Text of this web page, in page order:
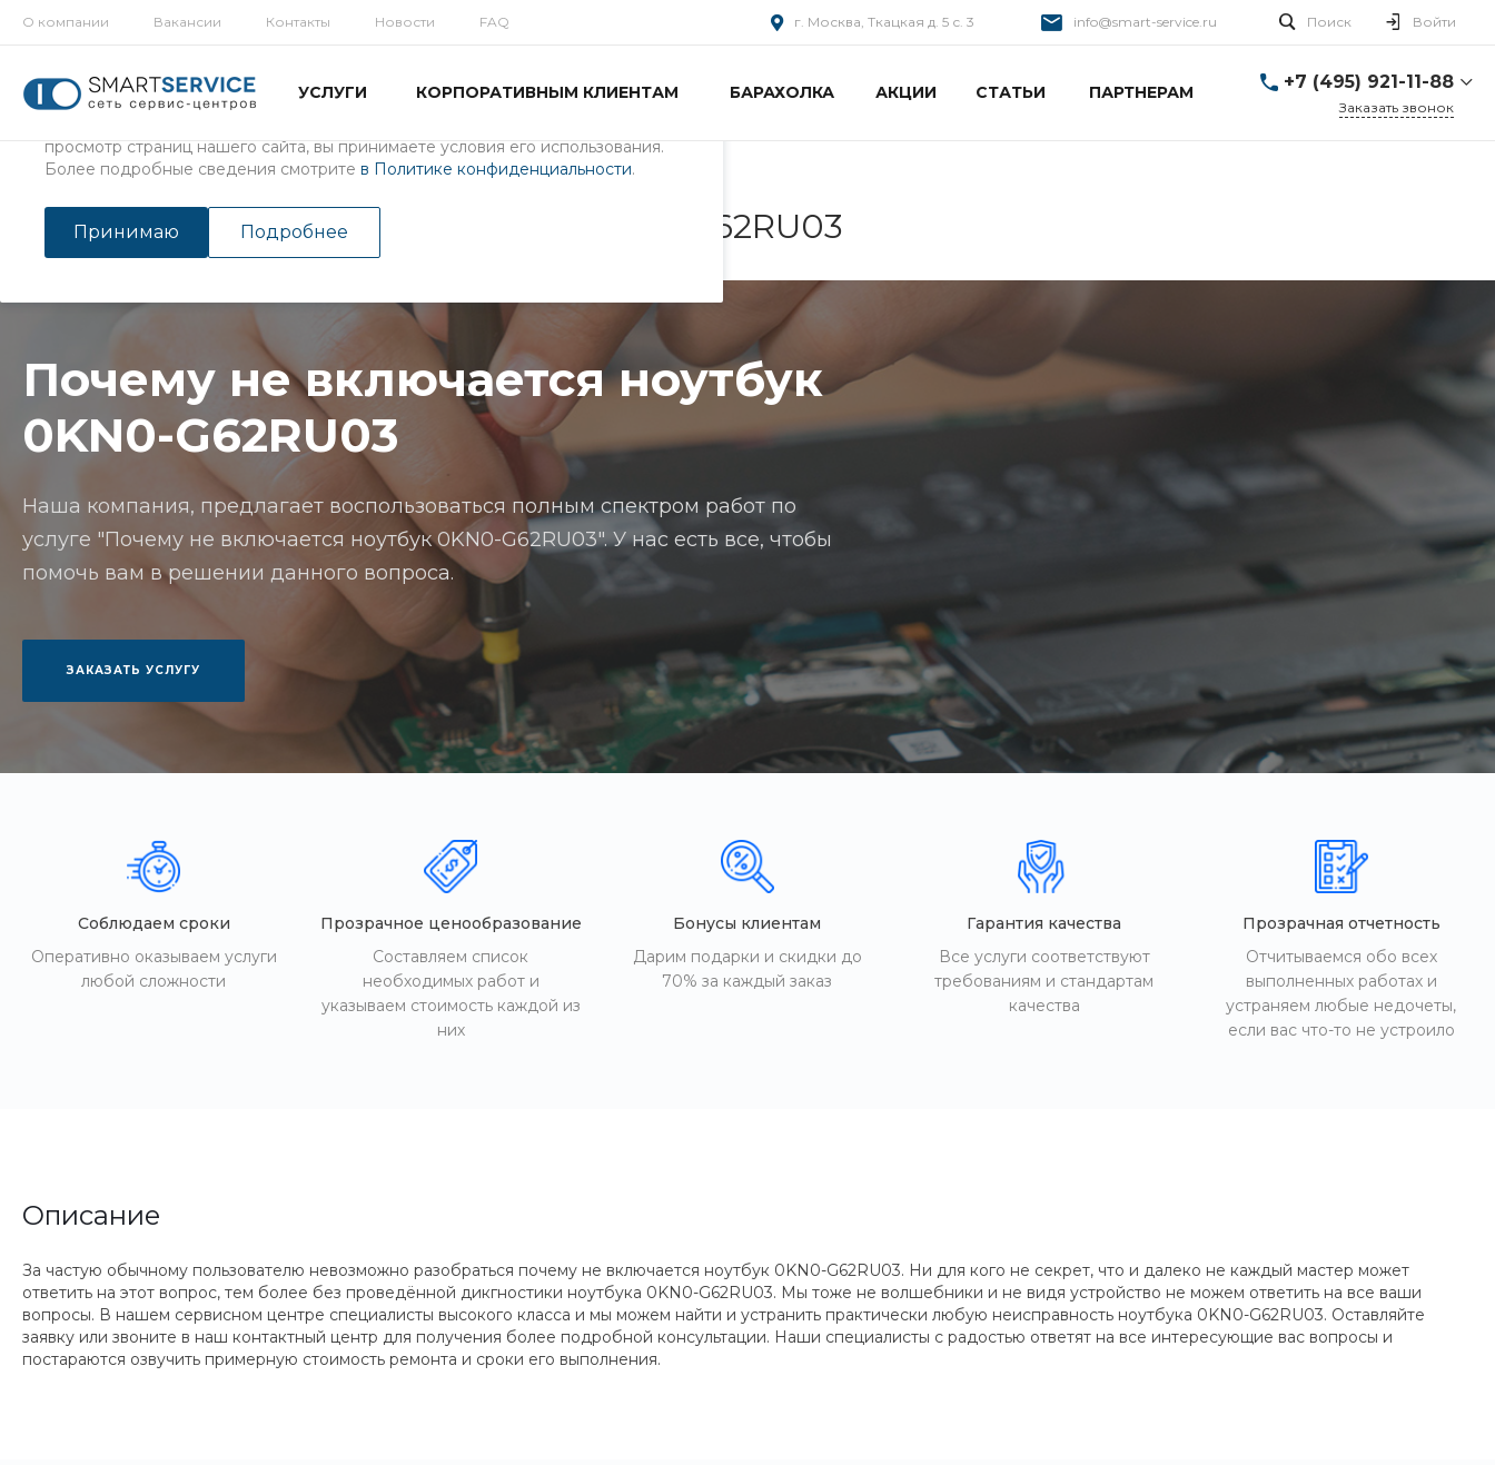
Мы используем файлы cookie, разработанные нашими специалистами и
просмотр страниц нашего сайта, вы принимаете условия его использования.
Более подробные сведения смотрите в Политике конфиденциальности.
Принимаю Подробнее
О компании Вакансии Контакты Новости FAQ г. Москва, Ткацкая д. 5 с. 3 info@smart-service.ru Поиск Войти
УСЛУГИ КОРПОРАТИВНЫМ КЛИЕНТАМ БАРАХОЛКА АКЦИИ СТАТЬИ ПАРТНЕРАМ
+7 (495) 921-11-88
Заказать звонок
Почему не включается ноутбук 0KN0-G62RU03
Почему не включается ноутбук
0KN0-G62RU03
Наша компания, предлагает воспользоваться полным спектром работ по
услуге "Почему не включается ноутбук 0KN0-G62RU03". У нас есть все, чтобы
помочь вам в решении данного вопроса.
ЗАКАЗАТЬ УСЛУГУ
Соблюдаем сроки
Оперативно оказываем услуги
любой сложности
Прозрачное ценообразование
Составляем список
необходимых работ и
указываем стоимость каждой из
них
Бонусы клиентам
Дарим подарки и скидки до
70% за каждый заказ
Гарантия качества
Все услуги соответствуют
требованиям и стандартам
качества
Прозрачная отчетность
Отчитываемся обо всех
выполненных работах и
устраняем любые недочеты,
если вас что-то не устроило
Описание
За частую обычному пользователю невозможно разобраться почему не включается ноутбук 0KN0-G62RU03. Ни для кого не секрет, что и далеко не каждый мастер может
ответить на этот вопрос, тем более без проведённой дикгностики ноутбука 0KN0-G62RU03. Мы тоже не волшебники и не видя устройство не можем ответить на все ваши
вопросы. В нашем сервисном центре специалисты высокого класса и мы можем найти и устранить практически любую неисправность ноутбука 0KN0-G62RU03. Оставляйте
заявку или звоните в наш контактный центр для получения более подробной консультации. Наши специалисты с радостью ответят на все интересующие вас вопросы и
постараются озвучить примерную стоимость ремонта и сроки его выполнения.